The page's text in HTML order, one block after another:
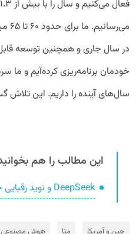
در سال جاری و همچنین توسعه
خودمان برنامه‌ریزی کرده‌آیم و ما
سال‌های آینده را داریم. این
این مطالب را هم
DeepSeek و نوید رقبایی جدی‌تر برای Open AI